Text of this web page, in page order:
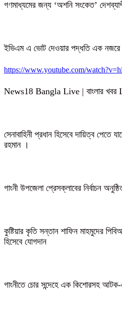
গণমাধ্যমের জন্য ‘অশনি সংকেত’
ইভিএম এ ভোট দেওয়ার পদ্ধতি এক
https://www.youtube.com/
News18 Bangla Live | বাংলার
সেনাবাহিনী প্রধান হিসেবে দায়িত্ব পেতে
রহমান ।
গাংনী উপজেলা প্রেসক্লাবের নির্বাচন
কুষ্টিয়ার কৃতি সন্তান শাফিন মাহমুদের
হিসেবে যোগদান
গাংনীতে চোর সন্দেহে এক কিশোরসহ